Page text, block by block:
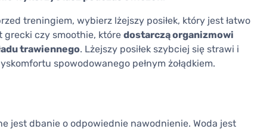
treningiem, wybierz lżejszy posiłek, który jest łatwo
grecki czy smoothie, które dostarczą organizmowi
trawiennego. Lżejszy posiłek szybciej się strawi i
spowodowanego pełnym żołądkiem.
jest dbanie o odpowiednie nawodnienie. Woda jest